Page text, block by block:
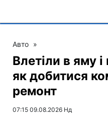
Авто »
Влетіли в яму
як добитися
ремонт
07:15 09.08.2026 Нд